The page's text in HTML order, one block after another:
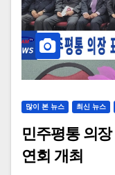
많이 본 뉴스 최신 뉴스
민주평통 의
연회 개최